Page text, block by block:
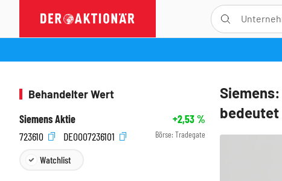
bedeutet
Behandelter Wert
Siemens Aktie
+2,53%
723610
DE0007236101 Börse: Tradegate
Watchlist